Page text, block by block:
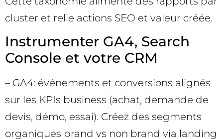
cluster et relie actions SEO et valeur créée.
Instrumenter GA4, Search
Console et votre CRM
– GA4: événements et conversions alignés
sur les KPIs business (achat, demande de
devis, démo, essai). Créez des segments
organiques brand vs non brand via landing